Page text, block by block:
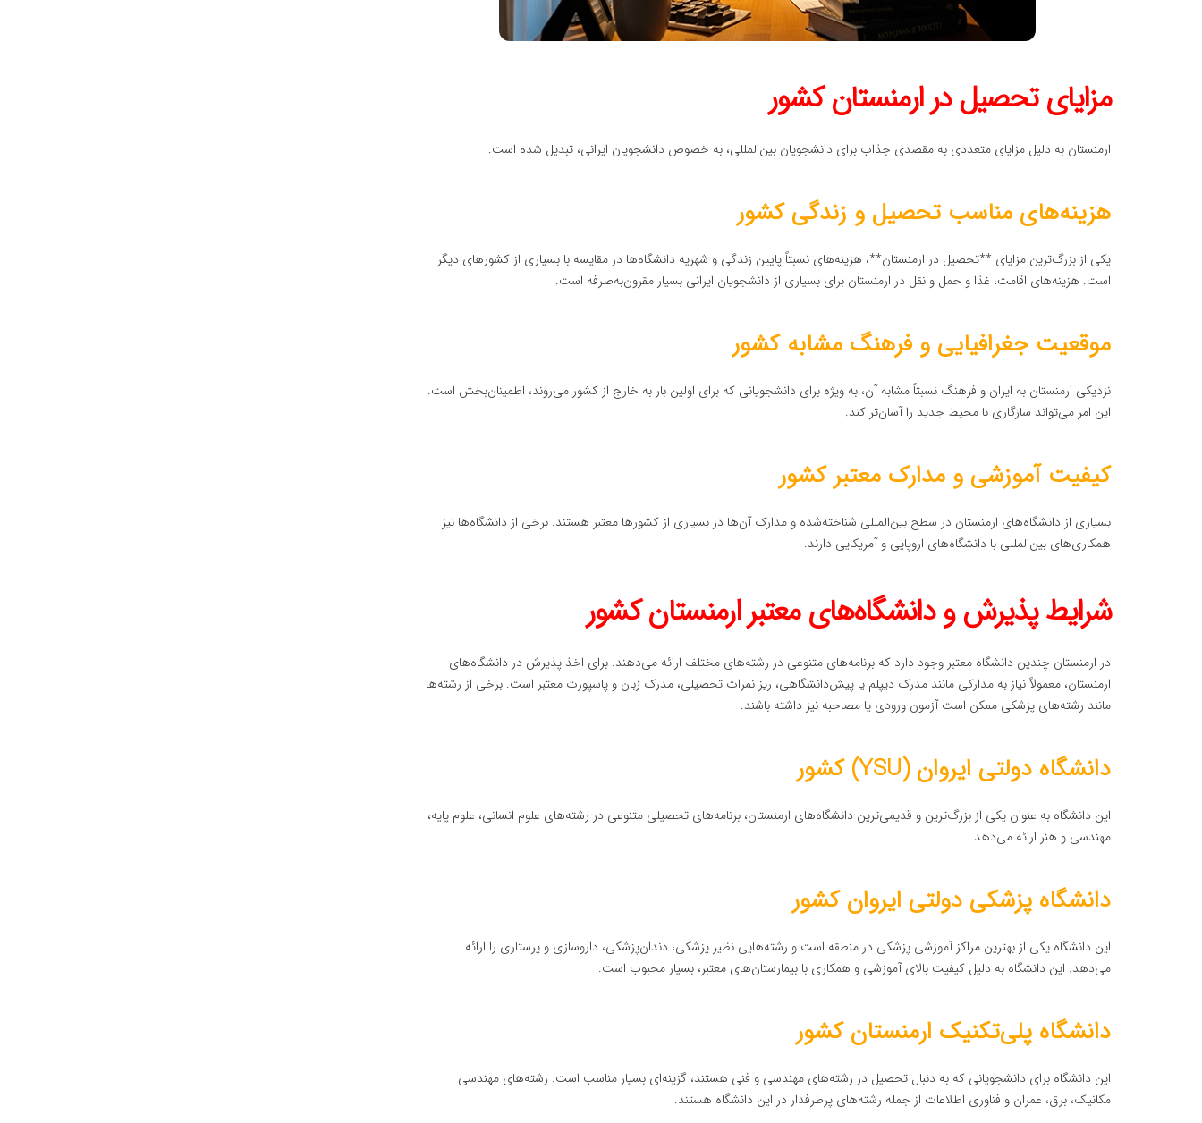
مزایای تحصیل در ارمنستان کشور
ارمنستان به دلیل مزایای متعددی به مقصدی جذاب برای دانشجویان بین‌المللی، به خصوص دانشجویان ایرانی، تبدیل شده است:
هزینه‌های مناسب تحصیل و زندگی کشور
یکی از بزرگ‌ترین مزایای **تحصیل در ارمنستان**، هزینه‌های نسبتاً پایین زندگی و شهریه دانشگاه‌ها در مقایسه با بسیاری از کشورهای دیگر
است. هزینه‌های اقامت، غذا و حمل و نقل در ارمنستان برای بسیاری از دانشجویان ایرانی بسیار مقرون‌به‌صرفه است.
موقعیت جغرافیایی و فرهنگ مشابه کشور
نزدیکی ارمنستان به ایران و فرهنگ نسبتاً مشابه آن، به ویژه برای دانشجویانی که برای اولین بار به خارج از کشور می‌روند، اطمینان‌بخش است.
این امر می‌تواند سازگاری با محیط جدید را آسان‌تر کند.
کیفیت آموزشی و مدارک معتبر کشور
بسیاری از دانشگاه‌های ارمنستان در سطح بین‌المللی شناخته‌شده و مدارک آن‌ها در بسیاری از کشورها معتبر هستند. برخی از دانشگاه‌ها نیز
همکاری‌های بین‌المللی با دانشگاه‌های اروپایی و آمریکایی دارند.
شرایط پذیرش و دانشگاه‌های معتبر ارمنستان کشور
در ارمنستان چندین دانشگاه معتبر وجود دارد که برنامه‌های متنوعی در رشته‌های مختلف ارائه می‌دهند. برای اخذ پذیرش در دانشگاه‌های
ارمنستان، معمولاً نیاز به مدارکی مانند مدرک دیپلم یا پیش‌دانشگاهی، ریز نمرات تحصیلی، مدرک زبان و پاسپورت معتبر است. برخی از رشته‌ها
مانند رشته‌های پزشکی ممکن است آزمون ورودی یا مصاحبه نیز داشته باشند.
دانشگاه دولتی ایروان (YSU) کشور
این دانشگاه به عنوان یکی از بزرگ‌ترین و قدیمی‌ترین دانشگاه‌های ارمنستان، برنامه‌های تحصیلی متنوعی در رشته‌های علوم انسانی، علوم پایه،
مهندسی و هنر ارائه می‌دهد.
دانشگاه پزشکی دولتی ایروان کشور
این دانشگاه یکی از بهترین مراکز آموزشی پزشکی در منطقه است و رشته‌هایی نظیر پزشکی، دندان‌پزشکی، داروسازی و پرستاری را ارائه
می‌دهد. این دانشگاه به دلیل کیفیت بالای آموزشی و همکاری با بیمارستان‌های معتبر، بسیار محبوب است.
دانشگاه پلی‌تکنیک ارمنستان کشور
این دانشگاه برای دانشجویانی که به دنبال تحصیل در رشته‌های مهندسی و فنی هستند، گزینه‌ای بسیار مناسب است. رشته‌های مهندسی
مکانیک، برق، عمران و فناوری اطلاعات از جمله رشته‌های پرطرفدار در این دانشگاه هستند.